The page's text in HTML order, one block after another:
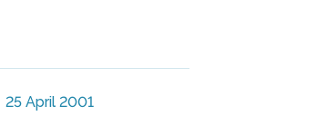
25 April 2001